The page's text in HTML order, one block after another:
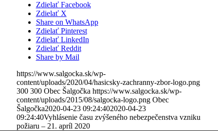
Zdielať Facebook
Zdielať X
Share on WhatsApp
Zdielať Pinterest
Zdielať LinkedIn
Zdielať Reddit
Share by Mail
https://www.salgocka.sk/wp-
content/uploads/2020/04/hasicsky-zachranny-zbor-logo.png
300 300 Obec Šalgočka https://www.salgocka.sk/wp-
content/uploads/2015/08/salgocka-logo.png Obec
Šalgočka2020-04-23 09:24:402020-04-23
09:24:40Vyhlásenie času zvýšeného nebezpečenstva vzniku
požiaru – 21. apríl 2020